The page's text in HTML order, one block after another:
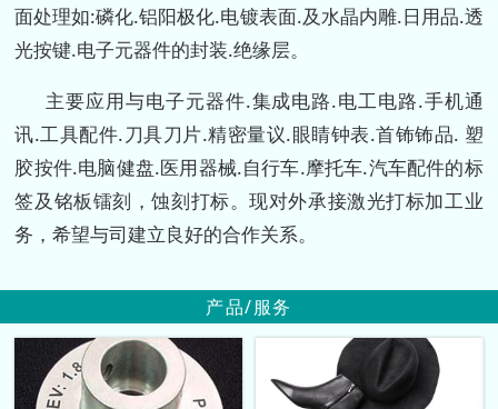
面处理如:磷化.铝阳极化.电镀表面.及水晶内雕.日用品.透
光按键.电子元器件的封装.绝缘层。
主要应用与电子元器件.集成电路.电工电路.手机通
讯.工具配件.刀具刀片.精密量议.眼睛钟表.首钸钸品. 塑
胶按件.电脑健盘.医用器械.自行车.摩托车.汽车配件的标
签及铭板镭刻，蚀刻打标。现对外承接激光打标加工业
务，希望与司建立良好的合作关系。
产品/服务